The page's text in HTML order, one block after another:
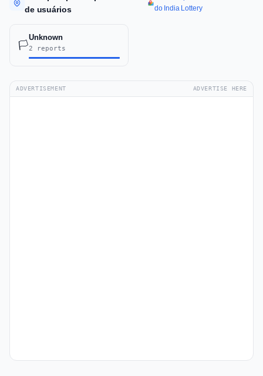
de usuários
do India Lottery
🏳️
Unknown
2 reports
ADVERTISEMENT ADVERTISE HERE